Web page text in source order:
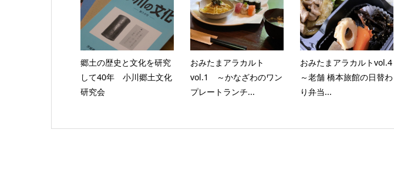
郷土の歴史と文化を研究
して40年 小川郷土文化
研究会
おみたまアラカルト
vol.1 ～かなざわのワン
プレートランチ...
おみたまアラカルトvol.4
～老舗 橋本旅館の日替わ
り弁当...